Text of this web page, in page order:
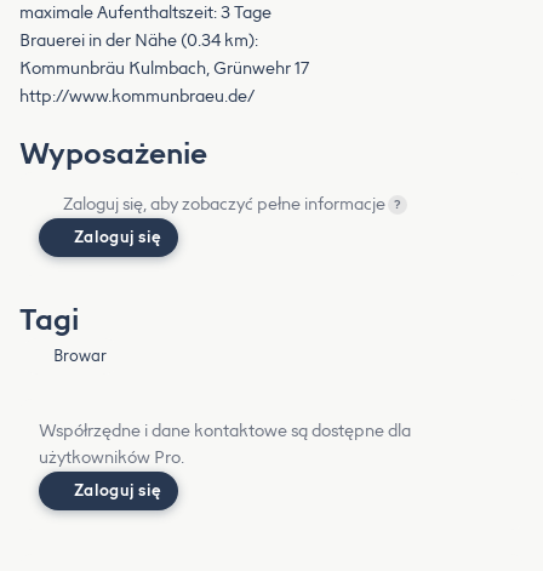
maximale Aufenthaltszeit: 3 Tage
Brauerei in der Nähe (0.34 km):
Kommunbräu Kulmbach, Grünwehr 17
http://www.kommunbraeu.de/
Wyposażenie
Zaloguj się, aby zobaczyć pełne informacje ?
Zaloguj się
Tagi
Browar
Współrzędne i dane kontaktowe są dostępne dla
użytkowników Pro.
Zaloguj się